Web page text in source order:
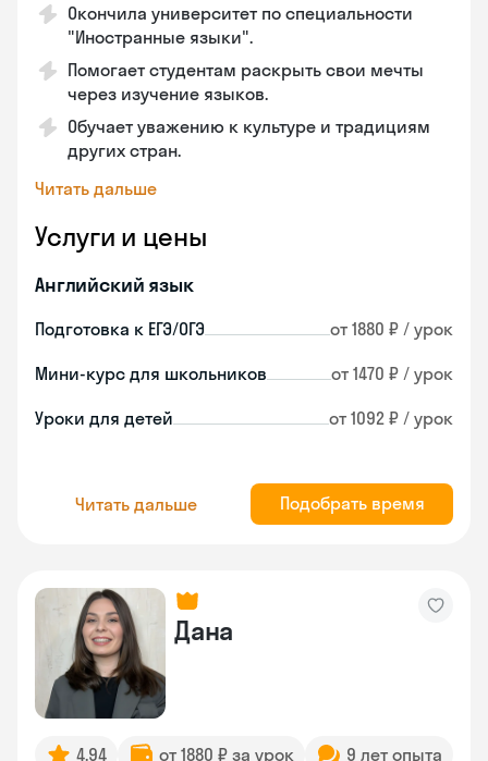
Окончила университет по специальности
"Иностранные языки".
Помогает студентам раскрыть свои мечты
через изучение языков.
Обучает уважению к культуре и традициям
других стран.
Читать дальше
Услуги и цены
Английский язык
Подготовка к ЕГЭ/ОГЭ от 1880 ₽ / урок
Мини-курс для школьников от 1470 ₽ / урок
Уроки для детей от 1092 ₽ / урок
Читать дальше Подобрать время
Дана
4.94 от 1880 ₽ за урок 9 лет опыта